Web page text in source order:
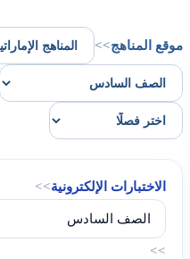
موقع المناهج>>
الاختبارات الإلكترونية>>
>>